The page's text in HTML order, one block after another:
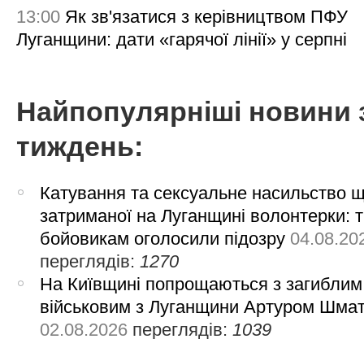
13:00 Як зв'язатися з керівництвом ПФУ
Луганщини: дати «гарячої лінії» у серпні
Найпопулярніші новини
тиждень:
Катування та сексуальне насильство
затриманої на Луганщині волонтерки:
бойовикам оголосили підозру
переглядів:1270
На Київщині попрощаються з загиблим
військовим з Луганщини Артуром
02.08.2026 переглядів:1039